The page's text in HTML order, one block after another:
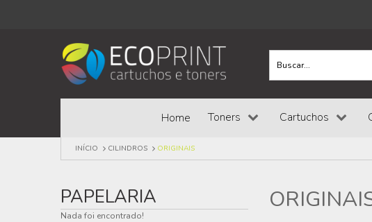
Home Toners Cartuchos
INÍCIO CILINDROS ORIGINAIS
PAPELARIA
Nada foi encontrado!